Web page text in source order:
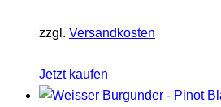
zzgl. Versandkosten
Jetzt kaufen